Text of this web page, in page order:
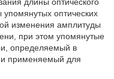
оптических
изменения амплитуды
при этом упомянутые
определяемый в
и применяемый для